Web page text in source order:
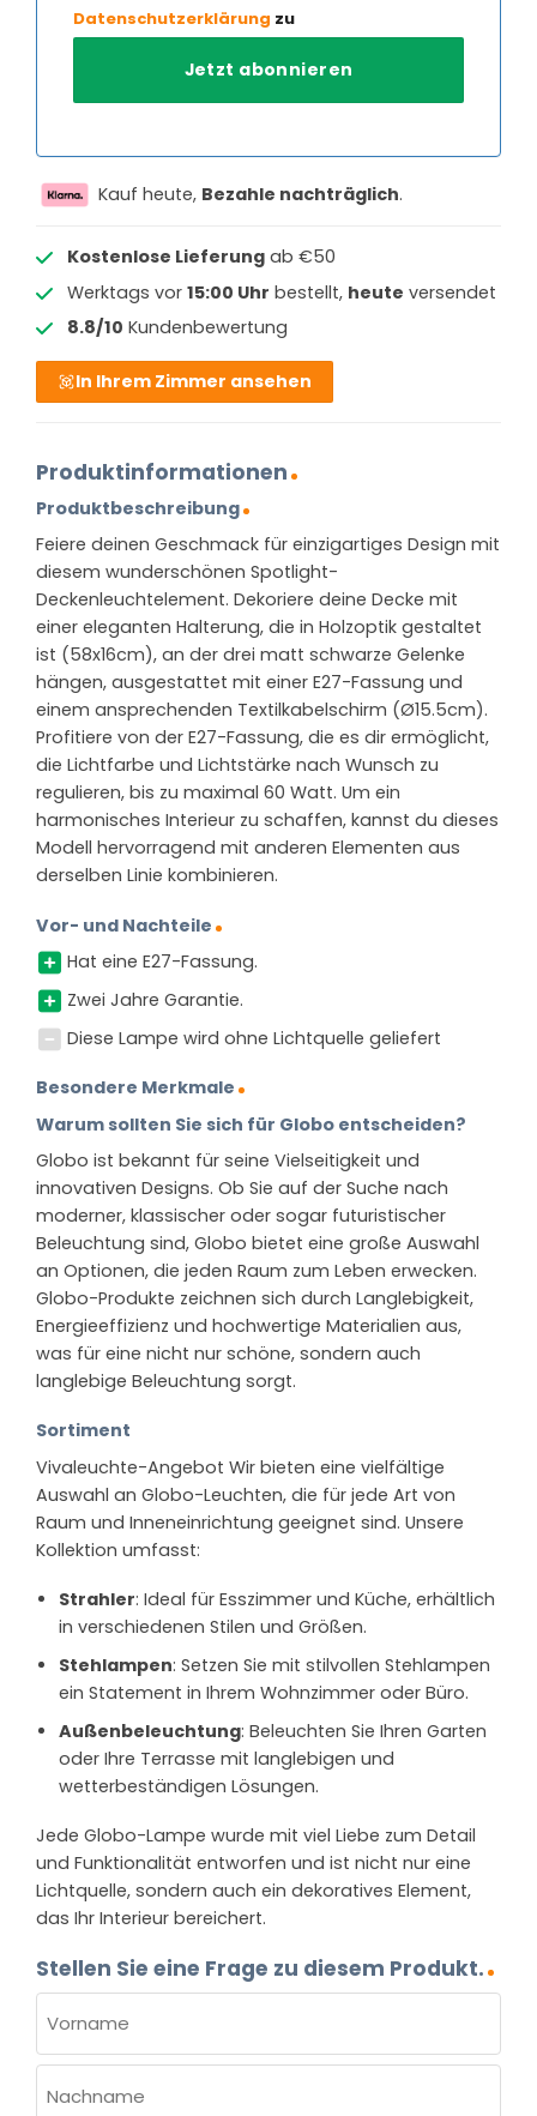
Datenschutzerklärung zu
Kauf heute, Bezahle nachträglich.
Kostenlose Lieferungab €50
Werktags vor 15:00 Uhr bestellt, heute versendet
8.8/10 Kundenbewertung
In Ihrem Zimmer ansehen
Produktinformationen
Produktbeschreibung
Feiere deinen Geschmack für einzigartiges Design mit
diesem wunderschönen Spotlight-
Deckenleuchtelement. Dekoriere deine Decke mit
einer eleganten Halterung, die in Holzoptik gestaltet
ist (58x16cm), an der drei matt schwarze Gelenke
hängen, ausgestattet mit einer E27-Fassung und
einem ansprechenden Textilkabelschirm (Ø15.5cm).
Profitiere von der E27-Fassung, die es dir ermöglicht,
die Lichtfarbe und Lichtstärke nach Wunsch zu
regulieren, bis zu maximal 60 Watt. Um ein
harmonisches Interieur zu schaffen, kannst du dieses
Modell hervorragend mit anderen Elementen aus
derselben Linie kombinieren.
Vor- und Nachteile
Hat eine E27-Fassung.
Zwei Jahre Garantie.
Diese Lampe wird ohne Lichtquelle geliefert
Besondere Merkmale
Warum sollten Sie sich für Globo entscheiden?
Globo ist bekannt für seine Vielseitigkeit und
innovativen Designs. Ob Sie auf der Suche nach
moderner, klassischer oder sogar futuristischer
Beleuchtung sind, Globo bietet eine große Auswahl
an Optionen, die jeden Raum zum Leben erwecken.
Globo-Produkte zeichnen sich durch Langlebigkeit,
Energieeffizienz und hochwertige Materialien aus,
was für eine nicht nur schöne, sondern auch
langlebige Beleuchtung sorgt.
Sortiment
Vivaleuchte-Angebot Wir bieten eine vielfältige
Auswahl an Globo-Leuchten, die für jede Art von
Raum und Inneneinrichtung geeignet sind. Unsere
Kollektion umfasst:
Strahler: Ideal für Esszimmer und Küche, erhältlich
in verschiedenen Stilen und Größen.
Stehlampen: Setzen Sie mit stilvollen Stehlampen
ein Statement in Ihrem Wohnzimmer oder Büro.
Außenbeleuchtung: Beleuchten Sie Ihren Garten
oder Ihre Terrasse mit langlebigen und
wetterbeständigen Lösungen.
Jede Globo-Lampe wurde mit viel Liebe zum Detail
und Funktionalität entworfen und ist nicht nur eine
Lichtquelle, sondern auch ein dekoratives Element,
das Ihr Interieur bereichert.
Stellen Sie eine Frage zu diesem Produkt.
(ERFORDERLICH)
Vorname